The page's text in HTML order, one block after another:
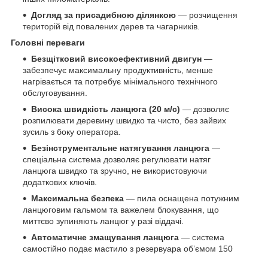
Догляд за присадибною ділянкою — розчищення
територій від повалених дерев та чагарників.
Головні переваги
Безщітковий високоефективний двигун —
забезпечує максимальну продуктивність, менше
нагрівається та потребує мінімального технічного
обслуговування.
Висока швидкість ланцюга (20 м/с) — дозволяє
розпилювати деревину швидко та чисто, без зайвих
зусиль з боку оператора.
Безінструментальне натягування ланцюга —
спеціальна система дозволяє регулювати натяг
ланцюга швидко та зручно, не використовуючи
додаткових ключів.
Максимальна безпека — пила оснащена потужним
ланцюговим гальмом та важелем блокування, що
миттєво зупиняють ланцюг у разі віддачі.
Автоматичне змащування ланцюга — система
самостійно подає мастило з резервуара об’ємом 150